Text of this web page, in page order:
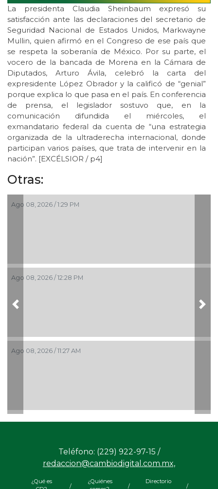
La presidenta Claudia Sheinbaum expresó su
satisfacción ante las declaraciones del secretario de
Seguridad Nacional de Estados Unidos, Markwayne
Mullin, quien afirmó en el Congreso de ese país que
se respeta la soberanía de México. Por su parte, el
vocero de la bancada de Morena en la Cámara de
Diputados, Arturo Ávila, celebró la carta del
expresidente López Obrador y la calificó de “genial”
porque explica lo que pasa en el país. En conferencia
de prensa, el legislador sostuvo que, en la
comunicación difundida el miércoles, el
exmandatario federal da cuenta de “una estrategia
organizada de la ultraderecha internacional, donde
participan varios países, que trata de intervenir en la
nación”. [EXCÉLSIOR / p4]
Otras:
Ago 08, 2026 / 1:29 PM
Ago 08, 2026 / 12:28 PM
Ago 08, 2026 / 11:27 AM
Previous
Teléfono: (229) 922-97-15 /
redaccion@cambiodigital.com.mx,
¿Qué es
/
¿Quiénes
/
Directorio
/